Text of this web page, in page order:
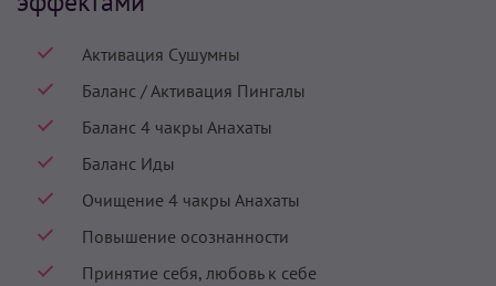
Активация Сушумны
Баланс / Активация Пингалы
Баланс 4 чакры Анахаты
Баланс Иды
Очищение 4 чакры Анахаты
Повышение осознанности
Принятие себя, любовь к себе